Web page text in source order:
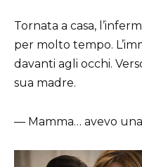
Tornata a casa,
per molto tempo.
davanti agli occhi.
sua madre.
— Mamma… avevo una